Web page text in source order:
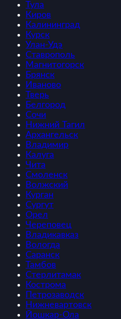
Тула
Киров
Калининград
Курск
Улан-Удэ
Ставрополь
Магнитогорск
Брянск
Иваново
Тверь
Белгород
Сочи
Нижний Тагил
Архангельск
Владимир
Калуга
Чита
Смоленск
Волжский
Курган
Сургут
Орел
Череповец
Владикавказ
Вологда
Саранск
Тамбов
Стерлитамак
Кострома
Петрозаводск
Нижневартовск
Йошкар-Ола